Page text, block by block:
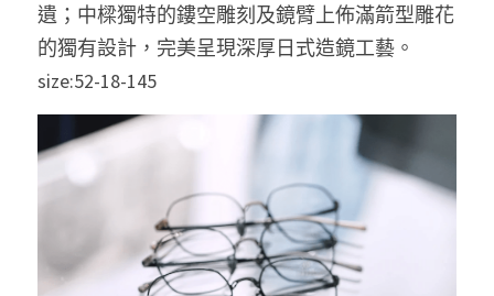
遺；中樑獨特的鏤空雕刻及鏡臂上佈滿箭型雕花
的獨有設計，完美呈現深厚日式造鏡工藝。
size:52-18-145